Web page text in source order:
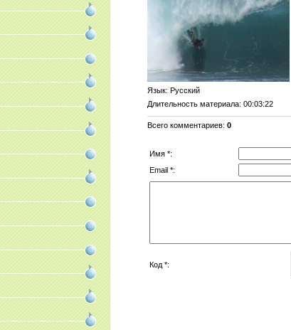
Язык: Русский
Длительность материала: 00:03:22
Всего комментариев:0
Имя *:
Email *:
Код *: